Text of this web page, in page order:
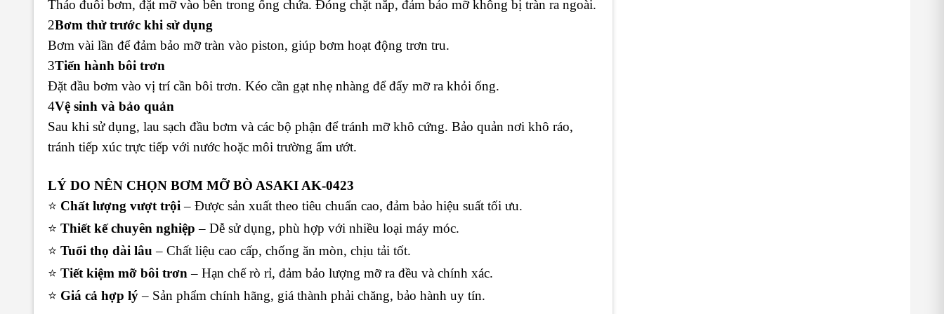
Tháo đuôi bơm, đặt mỡ vào bên trong ống chứa. Đóng chặt nắp, đảm bảo mỡ không bị tràn ra ngoài.
2️Bơm thử trước khi sử dụng
Bơm vài lần để đảm bảo mỡ tràn vào piston, giúp bơm hoạt động trơn tru.
3️Tiến hành bôi trơn
Đặt đầu bơm vào vị trí cần bôi trơn. Kéo cần gạt nhẹ nhàng để đẩy mỡ ra khỏi ống.
4️Vệ sinh và bảo quản
Sau khi sử dụng, lau sạch đầu bơm và các bộ phận để tránh mỡ khô cứng. Bảo quản nơi khô ráo,
tránh tiếp xúc trực tiếp với nước hoặc môi trường ẩm ướt.
LÝ DO NÊN CHỌN BƠM MỠ BÒ ASAKI AK-0423
⭐ Chất lượng vượt trội – Được sản xuất theo tiêu chuẩn cao, đảm bảo hiệu suất tối ưu.
⭐ Thiết kế chuyên nghiệp – Dễ sử dụng, phù hợp với nhiều loại máy móc.
⭐ Tuổi thọ dài lâu – Chất liệu cao cấp, chống ăn mòn, chịu tải tốt.
⭐ Tiết kiệm mỡ bôi trơn – Hạn chế rò rỉ, đảm bảo lượng mỡ ra đều và chính xác.
⭐ Giá cả hợp lý– Sản phẩm chính hãng, giá thành phải chăng, bảo hành uy tín.